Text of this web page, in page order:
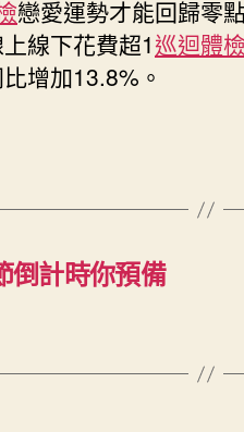
戀愛運勢才能回歸零
線下花費超1巡迴體
增加13.8%。
倒計時你預備